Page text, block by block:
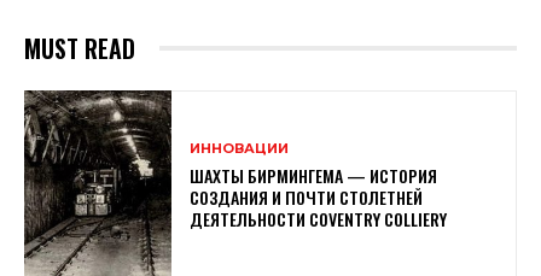
MUST READ
ИННОВАЦИИ
ШАХТЫ БИРМИНГЕМА — ИСТОРИЯ
СОЗДАНИЯ И ПОЧТИ СТОЛЕТНЕЙ
ДЕЯТЕЛЬНОСТИ COVENTRY COLLIERY